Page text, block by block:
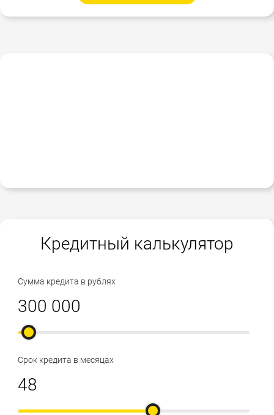
Кредитный калькулятор
Сумма кредита в рублях
Срок кредита в месяцах